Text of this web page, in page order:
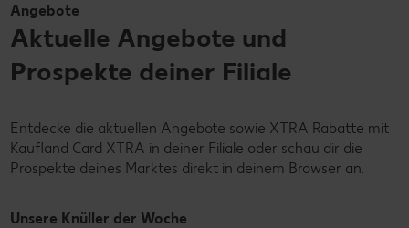
Angebote
Aktuelle Angebote und
Prospekte deiner Filiale
Entdecke die aktuellen Angebote sowie XTRA Rabatte mit
Kaufland Card XTRA in deiner Filiale oder schau dir die
Prospekte deines Marktes direkt in deinem Browser an.
Unsere Knüller der Woche